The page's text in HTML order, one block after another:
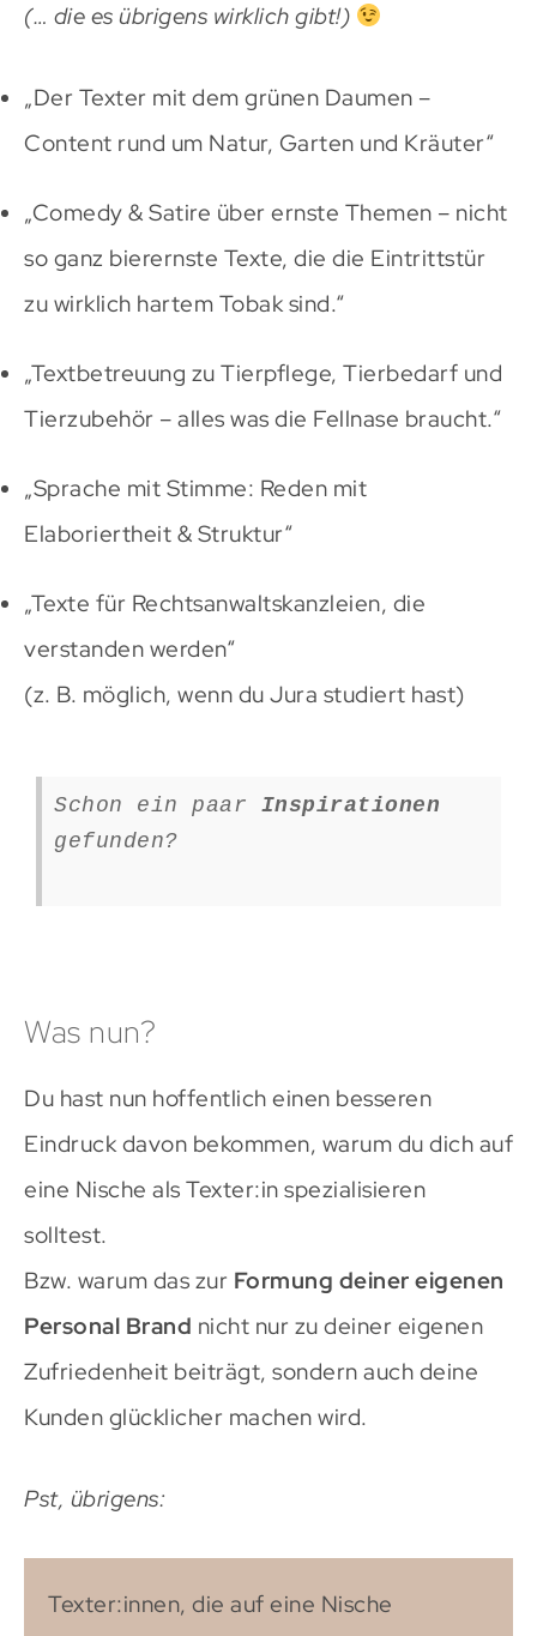
(… die es übrigens wirklich gibt!)
„Der Texter mit dem grünen Daumen –
Content rund um Natur, Garten und Kräuter“
„Comedy & Satire über ernste Themen – nicht
so ganz bierernste Texte, die die Eintrittstür
zu wirklich hartem Tobak sind.“
„Textbetreuung zu Tierpflege, Tierbedarf und
Tierzubehör – alles was die Fellnase braucht.“
„Sprache mit Stimme: Reden mit
Elaboriertheit & Struktur“
„Texte für Rechtsanwaltskanzleien, die
verstanden werden“
(z. B. möglich, wenn du Jura studiert hast)
Schon ein paar Inspirationen
gefunden?
Was nun?
Du hast nun hoffentlich einen besseren
Eindruck davon bekommen, warum du dich auf
eine Nische als Texter:in spezialisieren
solltest.
Bzw. warum das zur Formung deiner eigenen
Personal Brand nicht nur zu deiner eigenen
Zufriedenheit beiträgt, sondern auch deine
Kunden glücklicher machen wird.
Pst, übrigens:
Texter:innen, die auf eine Nische